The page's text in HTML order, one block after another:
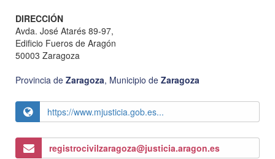
DIRECCIÓN
Avda. José Atarés 89-97,
Edificio Fueros de Aragón
50003 Zaragoza
Provincia de Zaragoza, Municipio de Zaragoza
https://www.mjusticia.gob.es...
registrocivilzaragoza@justicia.aragon.es